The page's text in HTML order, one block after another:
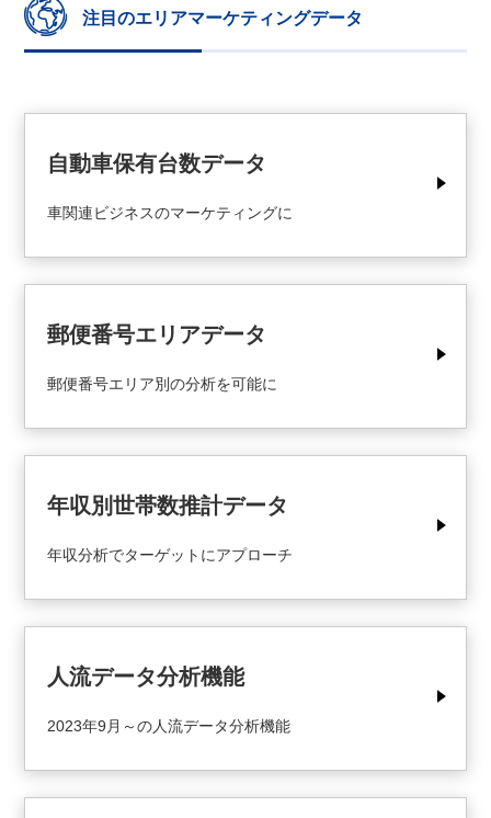
注目のエリアマーケティングデータ
自動車保有台数データ
車関連ビジネスのマーケティングに
郵便番号エリアデータ
郵便番号エリア別の分析を可能に
年収別世帯数推計データ
年収分析でターゲットにアプローチ
人流データ分析機能
2023年9月～の人流データ分析機能